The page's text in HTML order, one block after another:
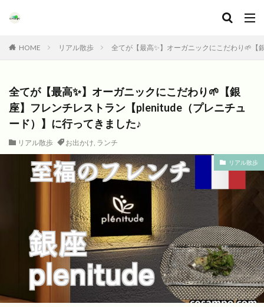
HOME リアル散歩 全てが【最高✨】オーガニックにこだわり🌱
全てが【最高✨】オーガニックにこだわり🌱【銀
座】フレンチレストラン【plenitude（プレニチュ
ード）】に行ってきました♪
リアル散歩 お出かけ, ランチ
リアル散歩